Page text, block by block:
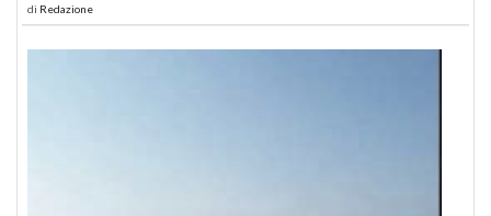
di Redazione